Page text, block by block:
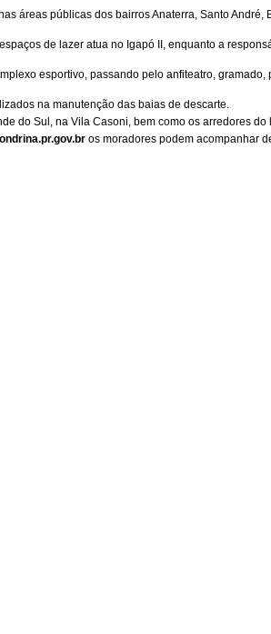
áreas públicas dos bairros Anaterra, Santo André,
de lazer atua no Igapó II, enquanto a
esportivo, passando pelo anfiteatro,
na manutenção das baias de descarte.
do Sul, na Vila Casoni, bem como os arredores do
os moradores podem acompanhar